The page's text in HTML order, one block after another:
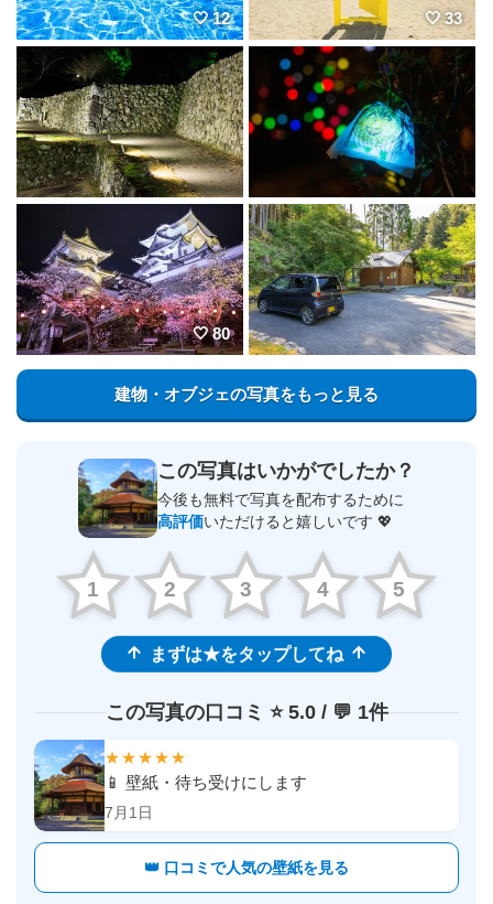
12 33
80
建物・オブジェの写真をもっと見る
この写真はいかがでしたか？
今後も無料で写真を配布するために
高評価いただけると嬉しいです 💖
1 2 3 4 5
まずは★をタップしてね
この写真の口コミ ⭐️ 5.0 / 💬 1件
★★★★★
📱 壁紙・待ち受けにします
7月1日
👑 口コミで人気の壁紙を見る